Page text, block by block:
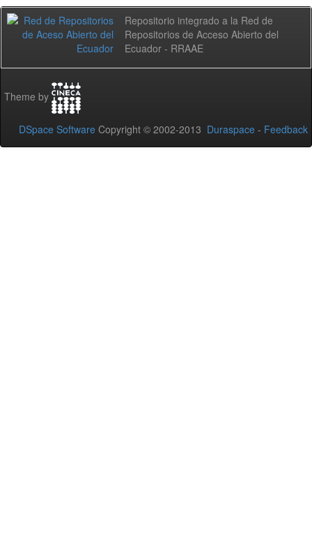
Repositorio integrado a la Red de
Repositorios de Acceso Abierto del
Ecuador - RRAAE
Theme by
DSpace Software Copyright © 2002-2013 Duraspace - Feedback